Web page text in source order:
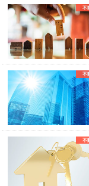
不
不
不